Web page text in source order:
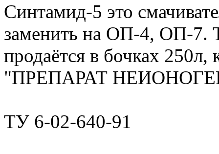
Синтамид-5 это
заменить на ОП-4, ОП-7.
продаётся в бочках 250л,
"ПРЕПАРАТ
ТУ 6-02-640-91